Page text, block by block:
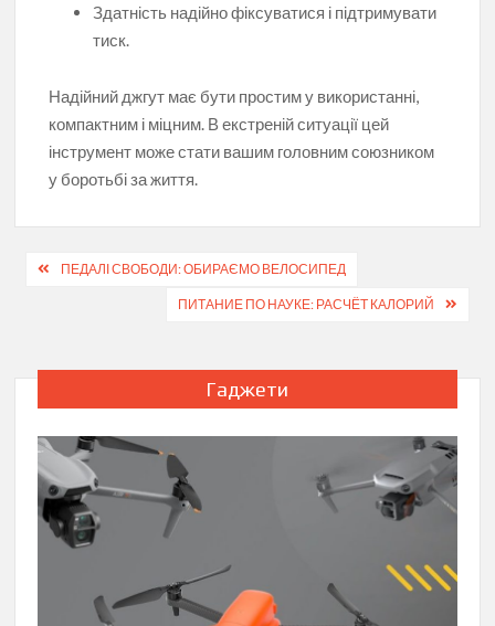
Здатність надійно фіксуватися і підтримувати
тиск.
Надійний джгут має бути простим у використанні,
компактним і міцним. В екстреній ситуації цей
інструмент може стати вашим головним союзником
у боротьбі за життя.
Навігація
ПЕДАЛІ СВОБОДИ: ОБИРАЄМО ВЕЛОСИПЕД
ПИТАНИЕ ПО НАУКЕ: РАСЧЁТ КАЛОРИЙ
Гаджети